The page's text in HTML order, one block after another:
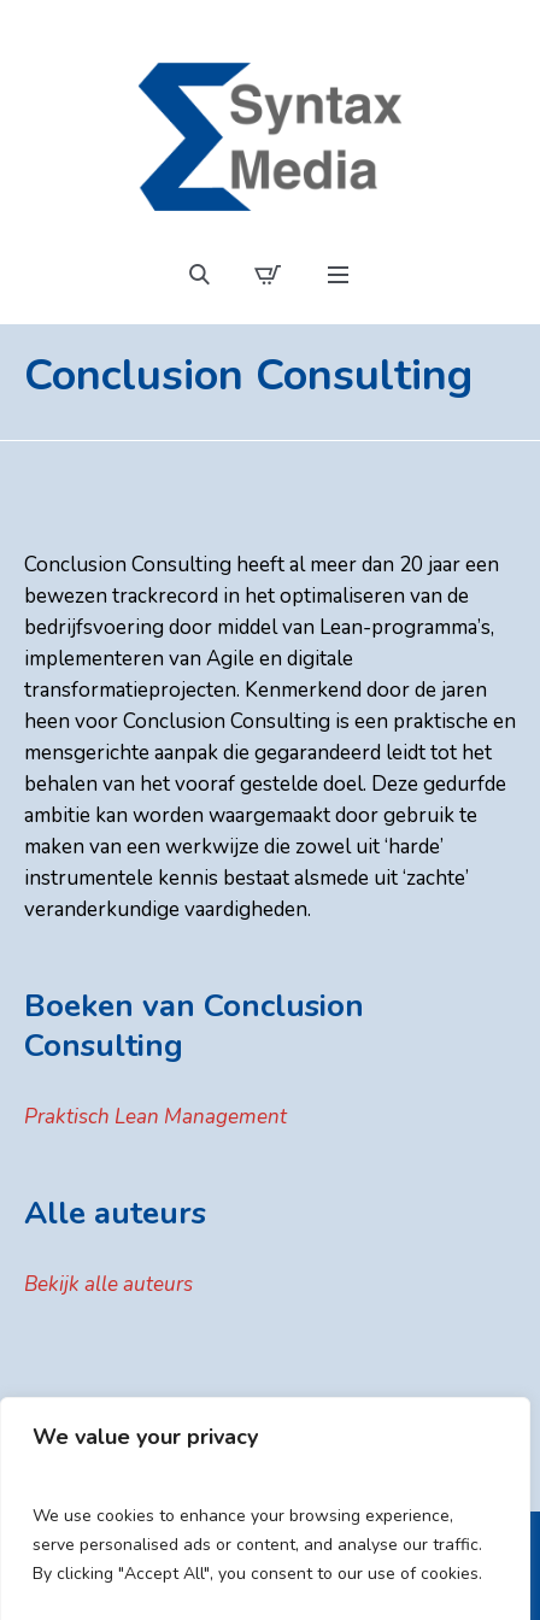
We value your privacy
We use cookies to enhance your browsing experience,
serve personalised ads or content, and analyse our traffic.
By clicking "Accept All", you consent to our use of cookies.
Conclusion Consulting
Conclusion Consulting heeft al meer dan 20 jaar een
bewezen trackrecord in het optimaliseren van de
bedrijfsvoering door middel van Lean-programma’s,
implementeren van Agile en digitale
transformatieprojecten. Kenmerkend door de jaren
heen voor Conclusion Consulting is een praktische en
mensgerichte aanpak die gegarandeerd leidt tot het
behalen van het vooraf gestelde doel. Deze gedurfde
ambitie kan worden waargemaakt door gebruik te
maken van een werkwijze die zowel uit ‘harde’
instrumentele kennis bestaat alsmede uit ‘zachte’
veranderkundige vaardigheden.
Boeken van Conclusion
Consulting
Praktisch Lean Management
Alle auteurs
Bekijk alle auteurs
HOME
ALGEMENE VOORWAARDEN